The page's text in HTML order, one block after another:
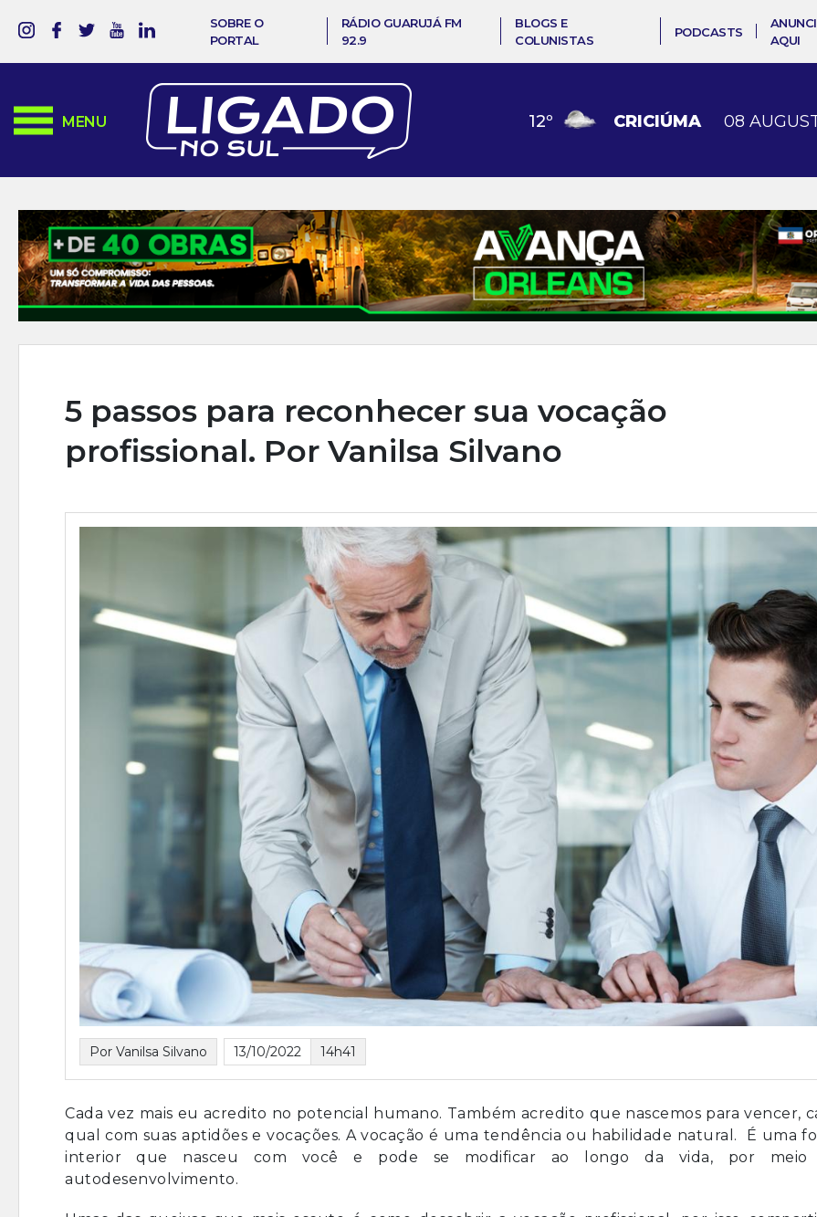
SOBRE O
PORTAL
RÁDIO GUARUJÁ FM
92.9
BLOGS E
COLUNISTAS
PODCASTS
AQUI
MENU 12 COCAL DO SUL 08
5 passos para reconhecer sua vocação
profissional. Por Vanilsa Silvano
Por Vanilsa Silvano 13/10/2022 14h41
Cada vez mais eu acredito no potencial humano. Também acredito que nascemos para vencer,
qual com suas aptidões e vocações. A vocação é uma tendência ou habilidade natural. É uma
interior que nasceu com você e pode se modificar ao longo da vida, por meio
autodesenvolvimento.